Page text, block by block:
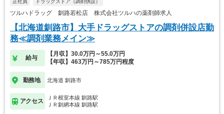
正社員 ドラッグストア（調剤併設）
ツルハドラッグ 釧路若松店 株式会社ツルハの薬剤師求人
【北海道釧路市】大手ドラッグストアの調剤併設店勤
務≪調剤業務メイン≫
給与
【月収】30.0万円～55.0万円
【年収】463万円～785万円程度
勤務地 北海道 釧路市
アクセス
ＪＲ根室本線 釧路駅
ＪＲ釧網本線 釧路駅